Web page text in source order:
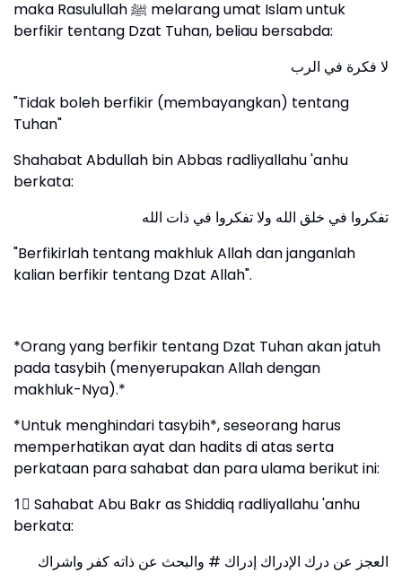
maka Rasulullah ﷺ melarang umat Islam untuk
berfikir tentang Dzat Tuhan, beliau bersabda:
لا فكرة في الرب
"Tidak boleh berfikir (membayangkan) tentang
Tuhan"
Shahabat Abdullah bin Abbas radliyallahu 'anhu
berkata:
تفكروا في خلق الله ولا تفكروا في ذات الله
"Berfikirlah tentang makhluk Allah dan janganlah
kalian berfikir tentang Dzat Allah".
*Orang yang berfikir tentang Dzat Tuhan akan jatuh
pada tasybih (menyerupakan Allah dengan
makhluk-Nya).*
*Untuk menghindari tasybih*, seseorang harus
memperhatikan ayat dan hadits di atas serta
perkataan para sahabat dan para ulama berikut ini:
1⃣ Sahabat Abu Bakr as Shiddiq radliyallahu 'anhu
berkata:
العجز عن درك الإدراك إدراك # والبحث عن ذاته كفر واشراك